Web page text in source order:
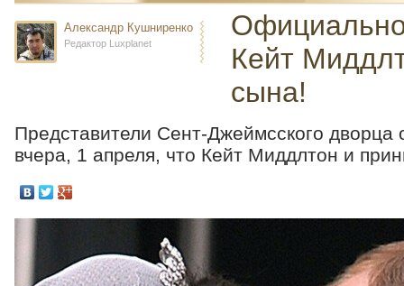
Александр Кушниренко
Редактор Luxplanet
Кейт
сына!
Представители Сент-Джеймсского дворца
вчера, 1 апреля, что Кейт Миддлтон и